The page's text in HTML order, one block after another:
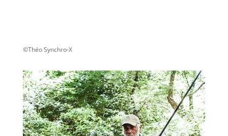
©Théo Synchro-X